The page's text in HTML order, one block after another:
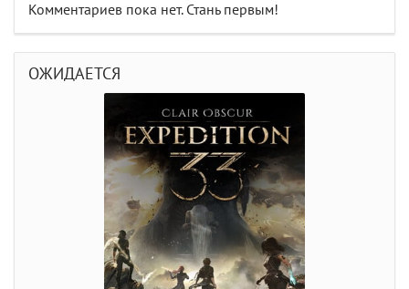
Комментариев пока нет. Стань первым!
ОЖИДАЕТСЯ